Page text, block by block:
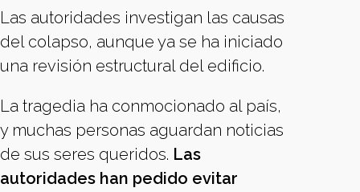
Las autoridades investigan las causas
del colapso, aunque ya se ha iniciado
una revisión estructural del edificio.
La tragedia ha conmocionado al país,
y muchas personas aguardan noticias
de sus seres queridos. Las
autoridades han pedido evitar